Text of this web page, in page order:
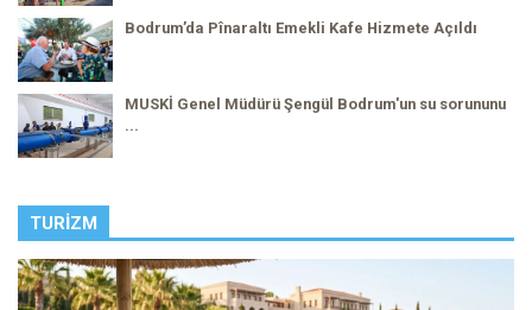
Bodrum’da Pînaraltı Emekli Kafe Hizmete Açıldı
MUSKİ Genel Müdürü Şengül Bodrum'un su sorununu
...
TURIZM